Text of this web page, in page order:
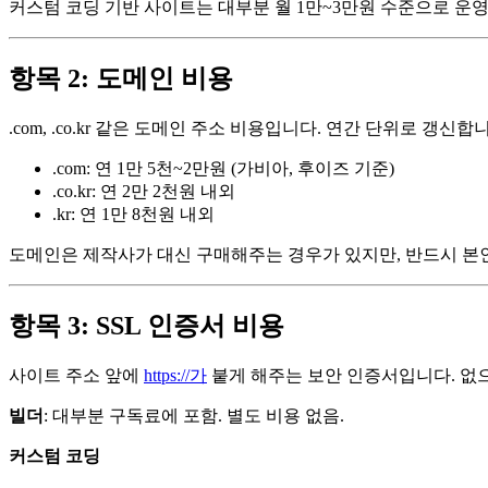
커스텀 코딩 기반 사이트는 대부분 월 1만~3만원 수준으로 운
항목 2: 도메인 비용
.com, .co.kr 같은 도메인 주소 비용입니다. 연간 단위로 갱신합
.com: 연 1만 5천~2만원 (가비아, 후이즈 기준)
.co.kr: 연 2만 2천원 내외
.kr: 연 1만 8천원 내외
도메인은 제작사가 대신 구매해주는 경우가 있지만, 반드시
항목 3: SSL 인증서 비용
사이트 주소 앞에 https://가 붙게 해주는 보안 인증서입니다. 없
빌더 : 대부분 구독료에 포함. 별도 비용 없음.
커스텀 코딩